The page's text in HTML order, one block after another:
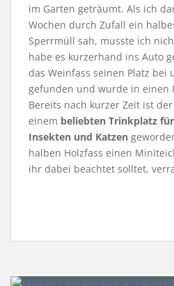
im Garten geträumt. Als ich
Wochen durch Zufall ein
Sperrmüll sah, musste ich
habe es kurzerhand ins Auto
das Weinfass seinen Platz bei
gefunden und wurde in einen
Bereits nach kurzer Zeit ist
einem beliebten Trinkplatz
Insekten und Katzen
halben Holzfass einen
ihr dabei beachtet solltet,